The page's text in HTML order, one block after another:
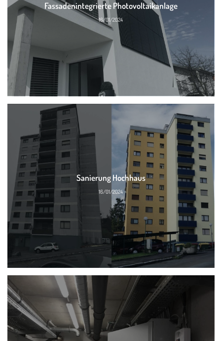
Fassadenintegrierte Photovoltaikanlage
16/01/2024
Sanierung Hochhaus
16/01/2024